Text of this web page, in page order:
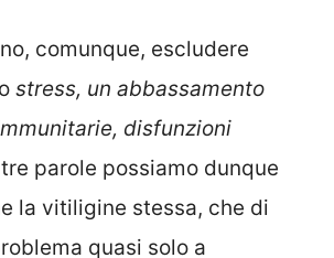
comunque, escludere
stress, un abbassamento
disfunzioni
parole possiamo dunque
la vitiligine stessa, che di
quasi solo a